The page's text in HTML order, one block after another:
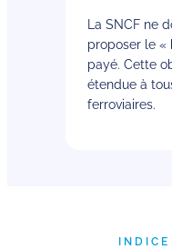
La SNCF ne
proposer le «
payé. Cette
étendue à
ferroviaires.